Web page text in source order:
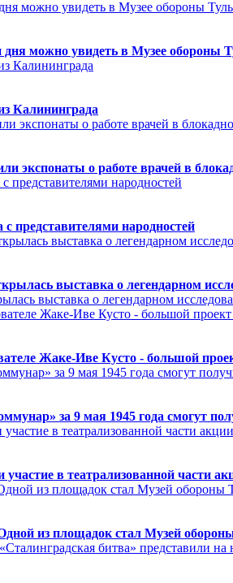
дня можно увидеть в Музее обороны
Калининграда
экспонаты о работе врачей в
представителями народностей
выставка о легендарном
выставка о легендарном
Жаке-Иве Кусто - большой
за 9 мая 1945 года смогут
в театрализованной части
из площадок стал Музей